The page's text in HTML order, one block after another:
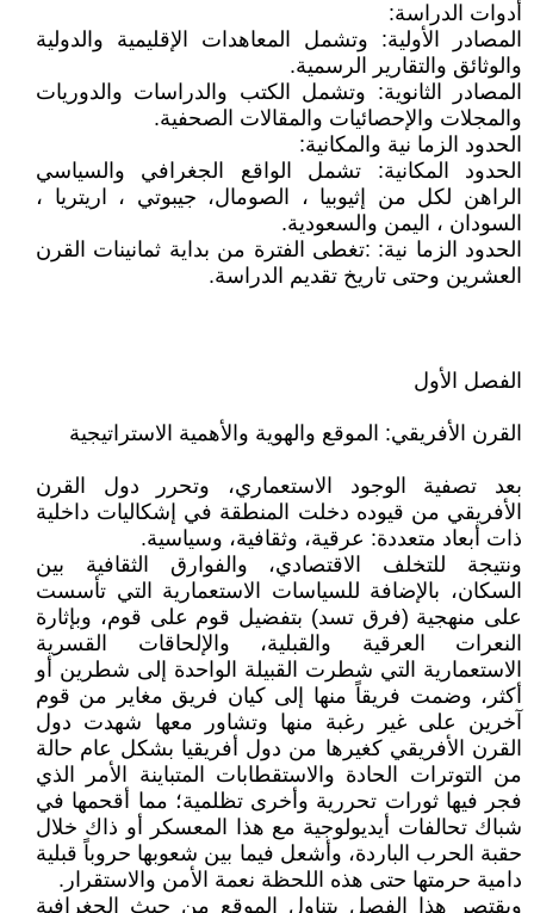
أدوات الدراسة:
المصادر الأولية: وتشمل المعاهدات الإقليمية والدولية
والوثائق والتقارير الرسمية.
المصادر الثانوية: وتشمل الكتب والدراسات والدوريات
والمجلات والإحصائيات والمقالات الصحفية.
الحدود الزما نية والمكانية:
الحدود المكانية: تشمل الواقع الجغرافي والسياسي
الراهن لكل من إثيوبيا ، الصومال، جيبوتي ، اريتريا ،
السودان ، اليمن والسعودية.
الحدود الزما نية: :تغطى الفترة من بداية ثمانينات القرن
العشرين وحتى تاريخ تقديم الدراسة.
الفصل الأول
القرن الأفريقي: الموقع والهوية والأهمية الاستراتيجية
بعد تصفية الوجود الاستعماري، وتحرر دول القرن
الأفريقي من قيوده دخلت المنطقة في إشكاليات داخلية
ذات أبعاد متعددة: عرقية، وثقافية، وسياسية.
ونتيجة للتخلف الاقتصادي، والفوارق الثقافية بين
السكان، بالإضافة للسياسات الاستعمارية التي تأسست
على منهجية (فرق تسد) بتفضيل قوم على قوم، وبإثارة
النعرات العرقية والقبلية، والإلحاقات القسرية
الاستعمارية التي شطرت القبيلة الواحدة إلى شطرين أو
أكثر، وضمت فريقاً منها إلى كيان فريق مغاير من قوم
آخرين على غير رغبة منها وتشاور معها شهدت دول
القرن الأفريقي كغيرها من دول أفريقيا بشكل عام حالة
من التوترات الحادة والاستقطابات المتباينة الأمر الذي
فجر فيها ثورات تحررية وأخرى تظلمية؛ مما أقحمها في
شباك تحالفات أيديولوجية مع هذا المعسكر أو ذاك خلال
حقبة الحرب الباردة، وأشعل فيما بين شعوبها حروباً قبلية
دامية حرمتها حتى هذه اللحظة نعمة الأمن والاستقرار.
ويقتصر هذا الفصل بتناول الموقع من حيث الجغرافية